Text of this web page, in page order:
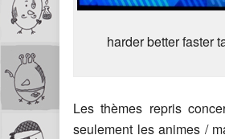
harder better faster
Les thèmes repris
seulement les animes /